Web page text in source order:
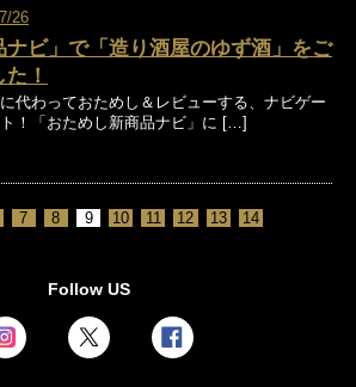
26
ナビ」で「造り酒屋のゆず酒」をご
！
代わっておためし＆レビューする、ナビゲー
！「おためし新商品ナビ」に […]
7 8 9 10 11 12 13 14
Follow US